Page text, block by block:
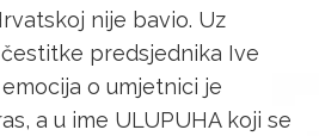
nije bavio. Uz
predsjednika Ive
o umjetnici je
a u ime ULUPUHA koji se